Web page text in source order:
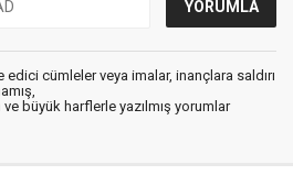
cümleler veya imalar, inançlara saldırı
büyük harflerle yazılmış yorumlar